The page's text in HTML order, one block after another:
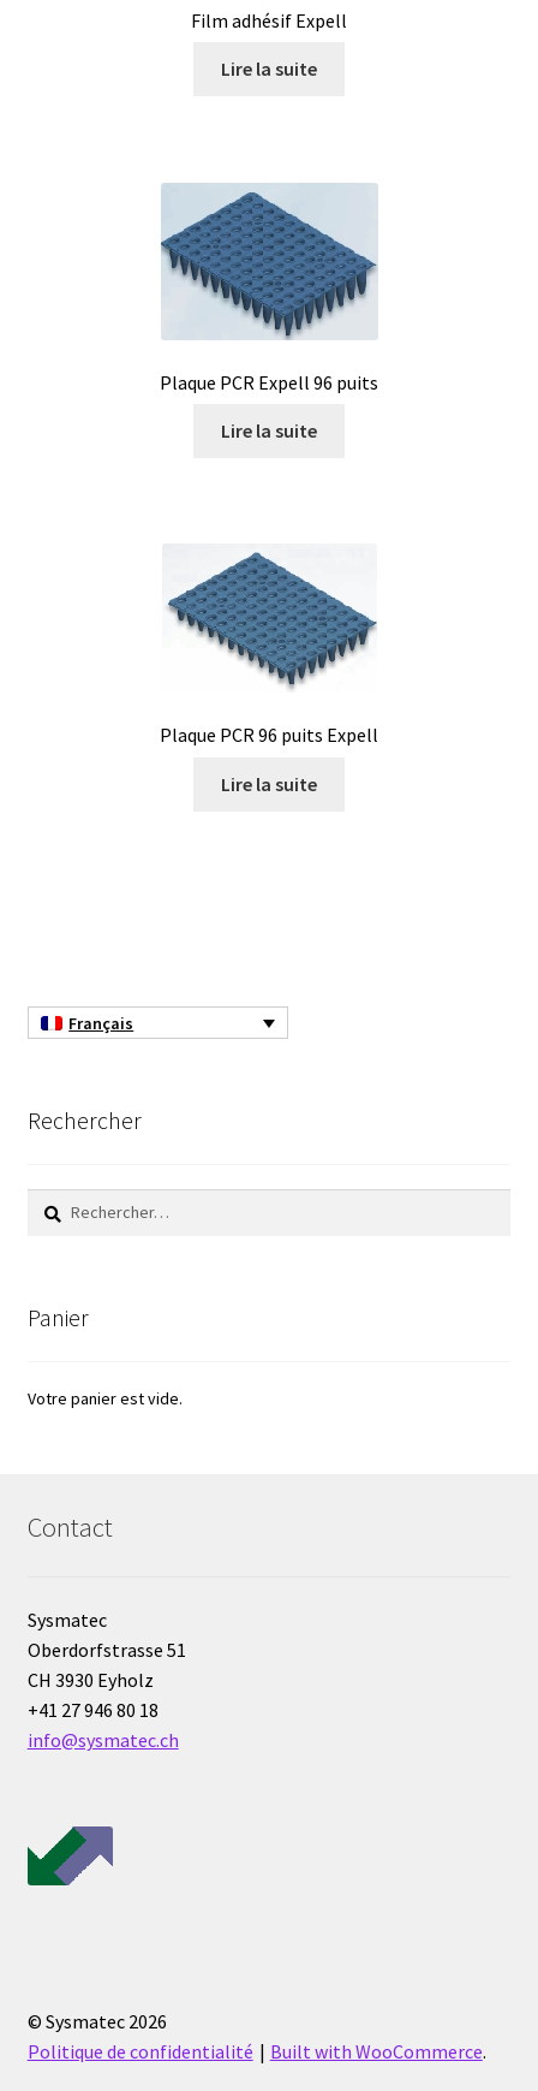
Film adhésif Expell
Lire la suite
Plaque PCR Expell 96 puits
Lire la suite
Plaque PCR 96 puits Expell
Lire la suite
Français
Rechercher
Rechercher :
Panier
Votre panier est vide.
Contact
Sysmatec
Oberdorfstrasse 51
CH 3930 Eyholz
+41 27 946 80 18
info@sysmatec.ch
© Sysmatec 2026
Politique de confidentialité
Built with WooCommerce.